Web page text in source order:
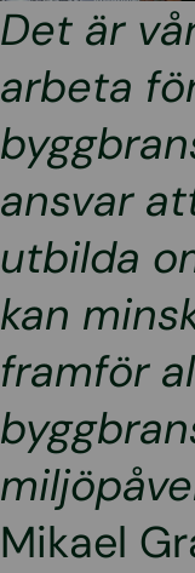
Det är
arbeta
ansvar
utbilda
kan
framför
Mikael